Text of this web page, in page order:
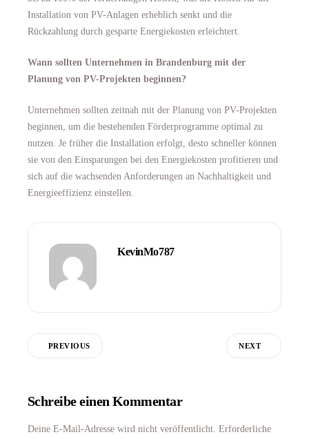
Installation von PV-Anlagen erheblich senkt und die
Rückzahlung durch gesparte Energiekosten erleichtert.
Wann sollten Unternehmen in Brandenburg mit der
Planung von PV-Projekten beginnen?
Unternehmen sollten zeitnah mit der Planung von PV-Projekten
beginnen, um die bestehenden Förderprogramme optimal zu
nutzen. Je früher die Installation erfolgt, desto schneller können
sie von den Einsparungen bei den Energiekosten profitieren und
sich auf die wachsenden Anforderungen an Nachhaltigkeit und
Energieeffizienz einstellen.
KevinMo787
PREVIOUS NEXT
Schreibe einen Kommentar
Deine E-Mail-Adresse wird nicht veröffentlicht. Erforderliche